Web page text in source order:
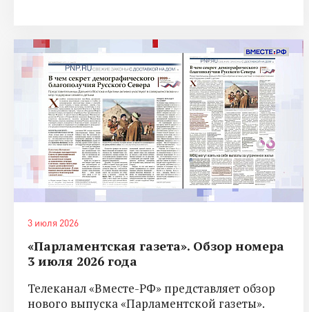
3 июля 2026
«Парламентская газета». Обзор номера
3 июля 2026 года
Телеканал «Вместе-РФ» представляет обзор
нового выпуска «Парламентской газеты».